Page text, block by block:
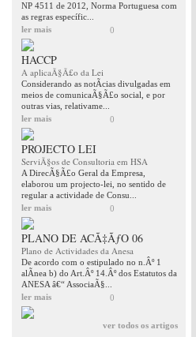
NP 4511 de 2012, Norma Portuguesa com
as regras específic...
ler mais
0
HACCP
A aplicaÃ§Ã£o da Lei
Considerando as notÃ­cias divulgadas em
meios de comunicaÃ§Ã£o social, e por
outras vias, relativame...
ler mais
0
PROJECTO LEI
ServiÃ§os de Consultoria em HSA
A DirecÃ§Ã£o Geral da Empresa,
elaborou um projecto-lei, no sentido de
regular a actividade de Consu...
ler mais
0
PLANO DE ACÃ‡ÃƒO 06
Plano de Actividades da Anesa
De acordo com o estipulado no n.Âº 1
alÃ­nea b) do Art.Âº 14.Âº dos Estatutos da
ANESA â€“ AssociaÃ§...
ler mais
0
ver todos os artigos